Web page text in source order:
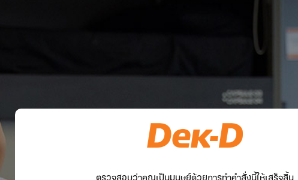
ตรวจสอบว่าคุณเป็นมนุษย์ด้วยการทำคำสั่งนี้ให้เสร็จสิ้น